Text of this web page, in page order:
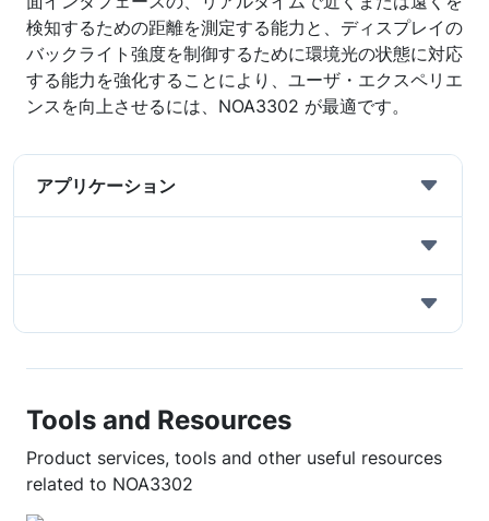
検知するための距離を測定する能力と、ディスプレイの
バックライト強度を制御するために環境光の状態に対応
する能力を強化することにより、ユーザ・エクスペリエ
ンスを向上させるには、NOA3302 が最適です。
アプリケーション
Tools and Resources
Product services, tools and other useful resources
related to NOA3302